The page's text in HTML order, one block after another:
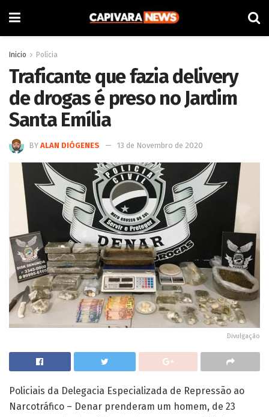
Inicio Polícia
Traficante que fazia delivery
de drogas é preso no Jardim
Santa Emília
BY ALAN DIÓGENES 13 de Novembro de 2020
Divulgação
Policiais da Delegacia Especializada de Repressão ao
Narcotráfico – Denar prenderam um homem, de 23